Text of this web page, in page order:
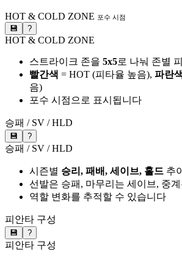
HOT & COLD ZONE 포수 시점
💾 ?
HOT & COLD ZONE
스트라이크 존을 5x5로 나눠 존별
빨간색 = HOT (피타율 높음), 파란색
음)
포수 시점으로 표시됩니다
승패 / SV / HLD
💾 ?
승패 / SV / HLD
시즌별 승리, 패배, 세이브, 홀드 추이
선발은 승패, 마무리는 세이브, 중
역할 변화를 추적할 수 있습니다
피안타 구성
💾 ?
피안타 구성